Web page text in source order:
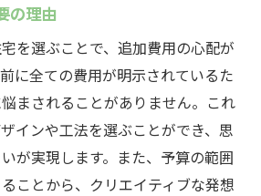
の理由
を選ぶことで、追加費用の心配が
に全ての費用が明示されているた
まされることがありません。これ
インや工法を選ぶことができ、思
が実現します。また、予算の範囲
ことから、クリエイティブな発想